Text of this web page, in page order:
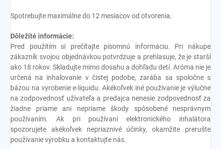
Spotrebujte maximálne do 12 mesiacov od otvorenia.
Dôležité informácie:
Pred použitím si prečítajte písomnú informáciu. Pri nákupe
zákazník svojou objednávkou potvrdzuje a prehlasuje, že je starší
ako 18 rokov. Skladujte mimo dosahu a dohľadu detí. Aróma nie je
určená na inhalovanie v čistej podobe, zarába sa spoločne s
bázou na vyrobenie e-liquidu. Akékoľvek iné používanie je výlučne
na zodpovednosť užívateľa a predajca nenesie zodpovednosť za
žiadne priame ani nepriame škody spôsobené nesprávnym
používaním. Ak pri používaní elektronického inhalátora
spozorujete akékoľvek nepriaznivé účinky, okamžite prerušte
používanie výrobku a kontaktujte nás.